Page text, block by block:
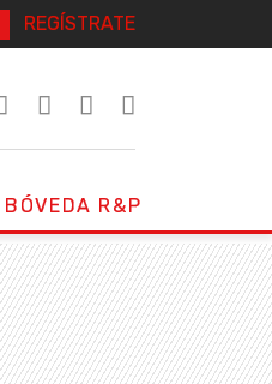
REGÍSTRATE
BÓVEDA R&P